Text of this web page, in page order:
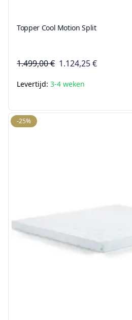
Topper Cool Motion Split
1.499,00 € 1.124,25 €
Levertijd: 3-4 weken
-25%